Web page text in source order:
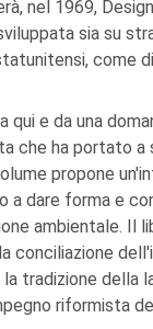
nel 1969,
sia su
come
qui e da una
che ha portato
propone
a dare forma e
ambientale. Il
conciliazione
tradizione della
riformista